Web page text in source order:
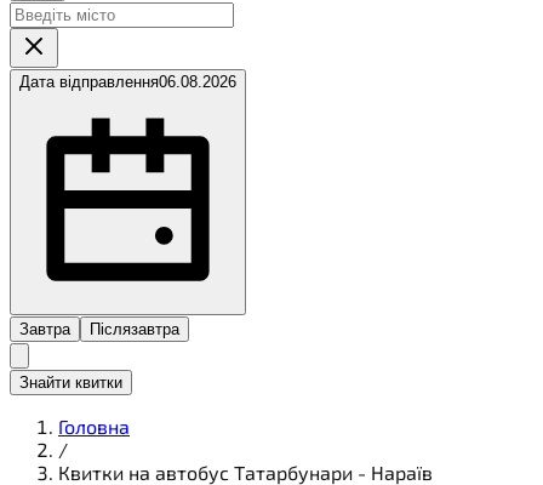
Дата відправлення06.08.2026
Завтра Післязавтра
Знайти квитки
Головна
/
Квитки на автобус Татарбунари - Нараїв